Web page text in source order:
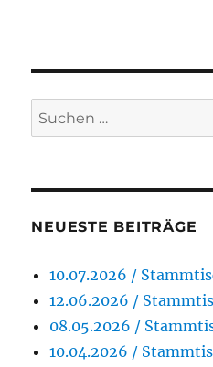
Suchen
nach:
NEUESTE BEITRÄGE
10.07.2026 /
12.06.2026 /
08.05.2026 /
10.04.2026 /